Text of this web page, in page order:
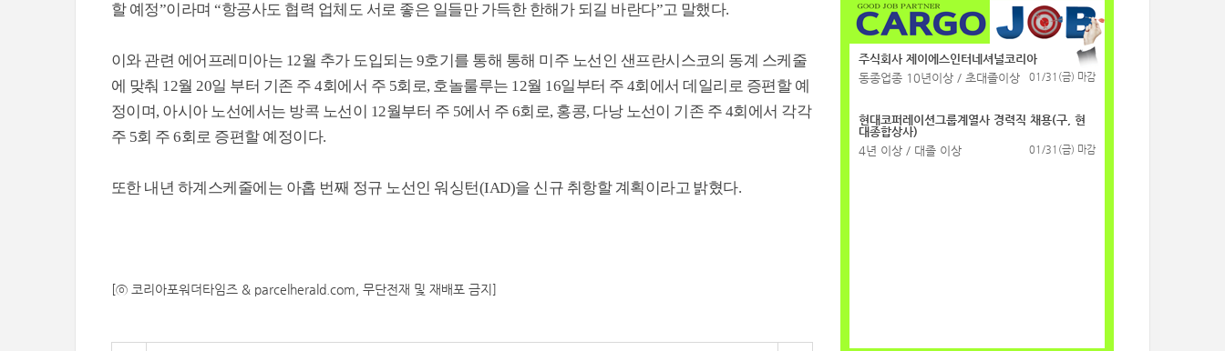
할 예정”이라며 “항공사도 협력 업체도 서로 좋은 일들만 가득한 한해가 되길 바란다”고 말했다.
이와 관련 에어프레미아는 12월 추가 도입되는 9호기를 통해 통해 미주 노선인 샌프란시스코의 동계 스케줄
에 맞춰 12월 20일 부터 기존 주 4회에서 주 5회로, 호놀룰루는 12월 16일부터 주 4회에서 데일리로 증편할 예
정이며, 아시아 노선에서는 방콕 노선이 12월부터 주 5에서 주 6회로, 홍콩, 다낭 노선이 기존 주 4회에서 각각
주 5회 주 6회로 증편할 예정이다.
또한 내년 하계스케줄에는 아홉 번째 정규 노선인 워싱턴(IAD)을 신규 취항할 계획이라고 밝혔다.
[ⓒ 코리아포워더타임즈 & parcelherald.com, 무단전재 및 재배포 금지]
주식회사 제이에스인터네셔널코리아
동종업종 10년이상 / 초대졸이상
01/31(금) 마감
현대코퍼레이션그룹계열사 경력직 채용(구, 현
대종합상사)
4년 이상 / 대졸 이상
01/31(금) 마감